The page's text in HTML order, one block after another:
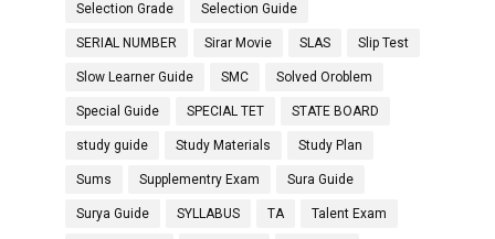
Selection Grade Selection Guide
SERIAL NUMBER Sirar Movie SLAS Slip Test
Slow Learner Guide SMC Solved Oroblem
Special Guide SPECIAL TET STATE BOARD
study guide Study Materials Study Plan
Sums Supplementry Exam Sura Guide
Surya Guide SYLLABUS TA Talent Exam